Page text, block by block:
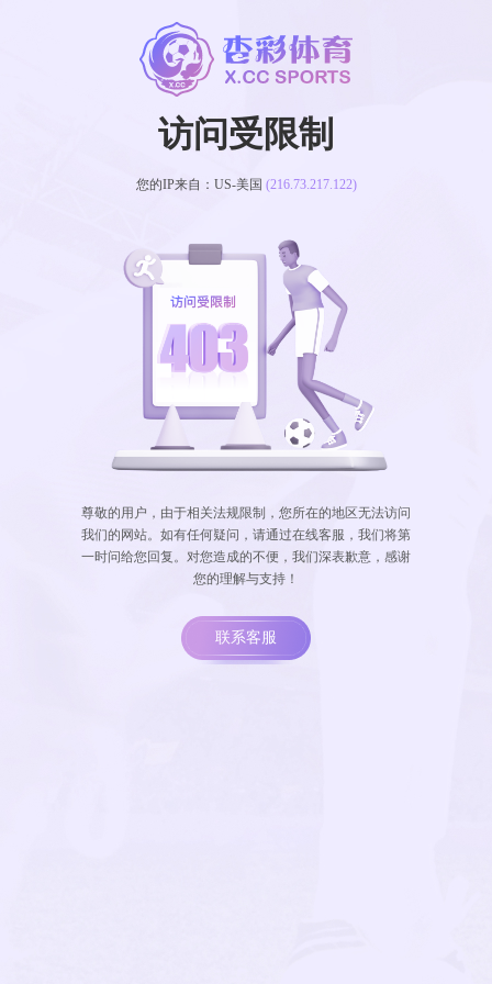
访问受限制
您的IP来自：US-美国 (216.73.217.122)
尊敬的用户，由于相关法规限制，您所在的地区无法访问
我们的网站。如有任何疑问，请通过在线客服，我们将第
一时问给您回复。对您造成的不便，我们深表歉意，感谢
您的理解与支持！
联系客服